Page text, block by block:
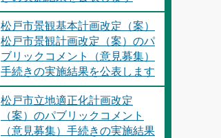
松戸市景観基本計画改定（案）
松戸市景観計画改定（案）のパ
ブリックコメント（意見募集）
手続きの実施結果を公表します
松戸市立地適正化計画改定
（案）のパブリックコメント
（意見募集）手続きの実施結果